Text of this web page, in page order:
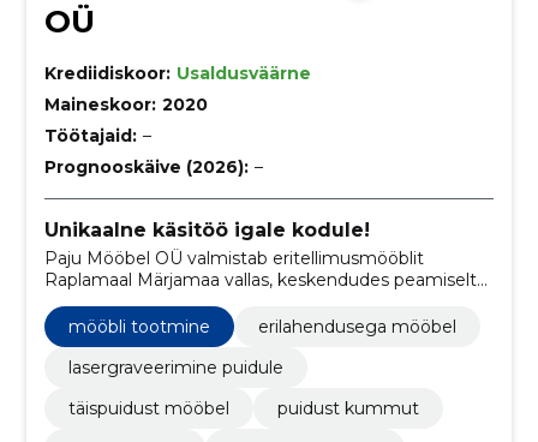
OÜ
Krediidiskoor: Usaldusväärne
Maineskoor: 2020
Töötajaid: –
Prognooskäive (2026): –
Unikaalne käsitöö igale kodule!
Paju Mööbel OÜ valmistab eritellimusmööblit
Raplamaal Märjamaa vallas, keskendudes peamiselt
täispuidust mööbli loomisele.
mööbli tootmine
erilahendusega mööbel
lasergraveerimine puidule
täispuidust mööbel
puidust kummut